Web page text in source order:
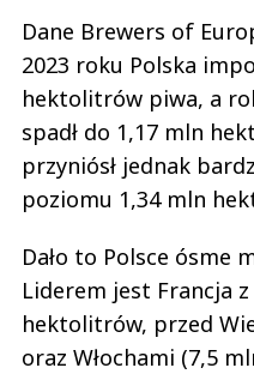
Dane Brewers of
2023 roku Polska
hektolitrów piwa, a
spadł do 1,17 mln
przyniósł jednak
poziomu 1,34 mln
Dało to Polsce ósme
Liderem jest Francja
hektolitrów, przed
oraz Włochami (7,5